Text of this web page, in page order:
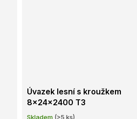
Úvazek lesní s kroužkem
8x24x2400 T3
Skladem (>5 ks)